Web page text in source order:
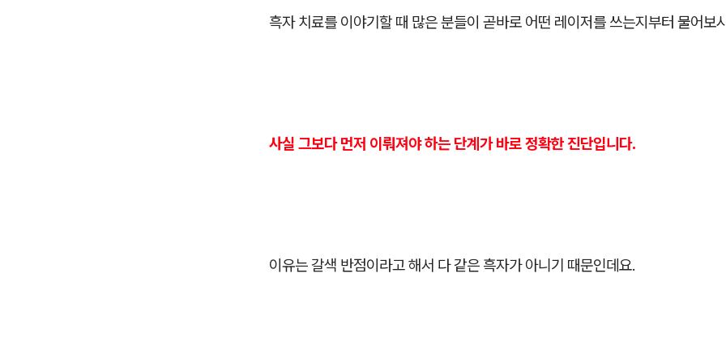
흑자 치료를 이야기할 때 많은 분들이 곧바로 어떤 레이저를 쓰는지부터 물어보
사실 그보다 먼저 이뤄져야 하는 단계가 바로 정확한 진단입니다.
이유는 갈색 반점이라고 해서 다 같은 흑자가 아니기 때문인데요.